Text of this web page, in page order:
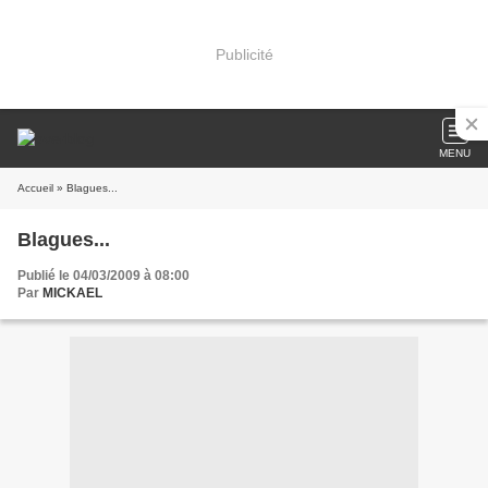
Publicité
MENU
Accueil » Blagues...
Blagues...
Publié le 04/03/2009 à 08:00
Par MICKAEL